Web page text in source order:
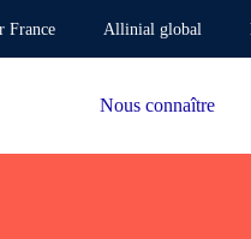
France Allinial global
Nous connaître